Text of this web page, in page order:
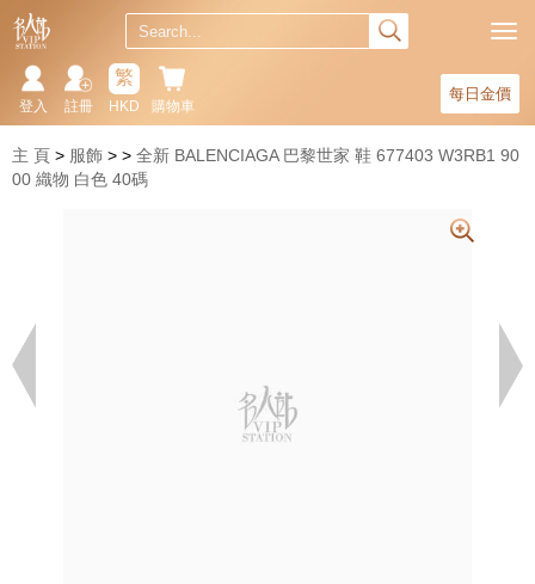
每日金價
購物車
繁
HKD
註冊
登入
主 頁 服飾
全新 BALENCIAGA 巴黎世家 鞋 677403 W3RB1 90
00 織物 白色 40碼